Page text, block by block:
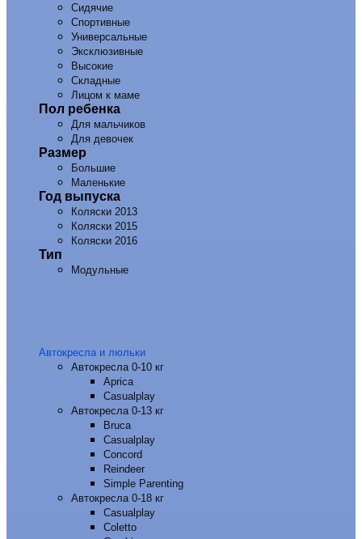
Сидячие
Спортивные
Универсальные
Эксклюзивные
Высокие
Складные
Лицом к маме
Пол ребенка
Для мальчиков
Для девочек
Размер
Большие
Маленькие
Год выпуска
Коляски 2013
Коляски 2015
Коляски 2016
Тип
Модульные
Автокресла и люльки
Автокресла 0-10 кг
Aprica
Casualplay
Автокресла 0-13 кг
Bruca
Casualplay
Concord
Reindeer
Simple Parenting
Автокресла 0-18 кг
Casualplay
Coletto